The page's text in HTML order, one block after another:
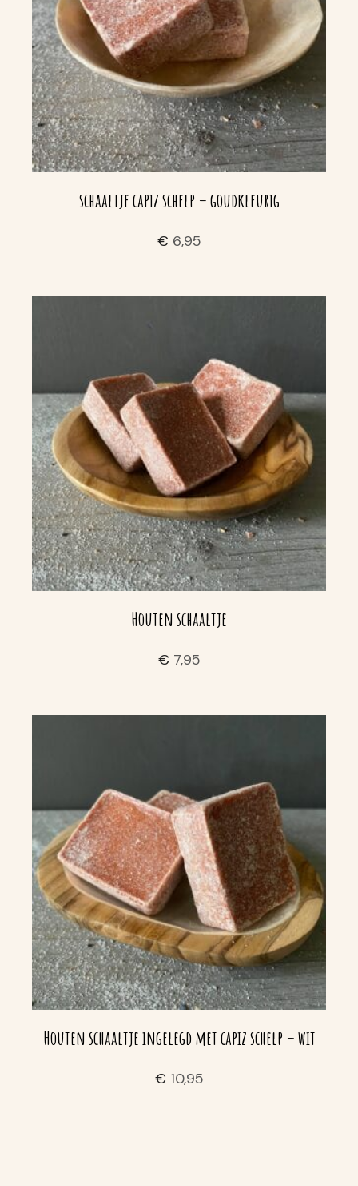
schaaltje capiz schelp – goudkleurig
€ 6,95
Houten schaaltje
€ 7,95
Houten schaaltje ingelegd met capiz schelp – wit
€ 10,95